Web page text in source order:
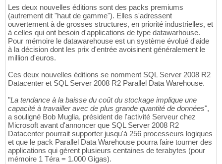
Les deux nouvelles éditions sont des packs premiums
(autrement dit "haut de gamme"). Elles s'adressent
ouvertement à de grosses structures, en priorité industrielles, et
à celles qui ont besoin d'applications de type datawarhouse.
Pour mémoire le datawarehouse est un système évolué d'aide
à la décision dont les prix d'entrée avoisinent généralement le
million d'euros.
Ces deux nouvelles éditions se nomment SQL Server 2008 R2
Datacenter et SQL Server 2008 R2 Parallel Data Warehouse.
"La tendance à la baisse du coût du stockage implique une
capacité à travailler avec de plus grande quantité de données",
a souligné Bob Muglia, président de l'activité Serveur chez
Microsoft avant d'annoncer que SQL Server 2008 R2
Datacenter pourrait supporter jusqu'à 256 processeurs logiques
et que le pack Parallel Data Warehouse pourra faire tourner des
applications qui gèrent plusieurs centaines de terabytes (pour
mémoire 1 Téra = 1.000 Gigas).